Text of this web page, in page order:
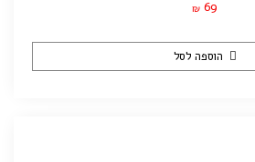
₪ 69
הוספה לסל